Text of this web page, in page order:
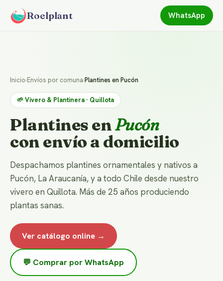
Roelplant WhatsApp
Inicio›Envíos por comuna›Plantines en Pucón
🌱 Vivero & Plantinera · Quillota
Plantines enPucón
con envío a domicilio
Despachamos plantines ornamentales y nativos a
Pucón, La Araucanía, y a todo Chile desde nuestro
vivero en Quillota. Más de 25 años produciendo
plantas sanas.
Ver catálogo online →
💬 Comprar por WhatsApp